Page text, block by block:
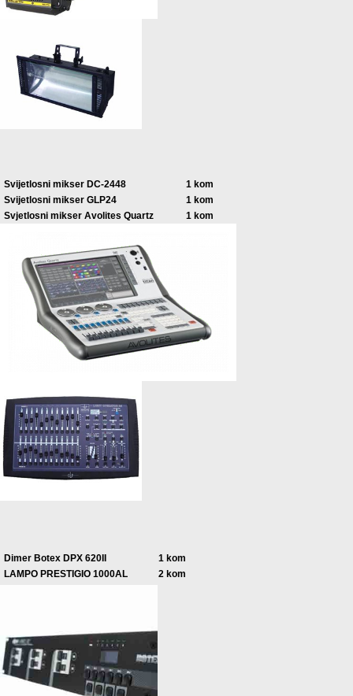
Svijetlosni mikser DC-2448
Svijetlosni mikser GLP24
Svjetlosni mikser Avolites Quartz
1 kom
1 kom
1 kom
Dimer Botex DPX 620II
LAMPO PRESTIGIO 1000AL
1 kom
2 kom